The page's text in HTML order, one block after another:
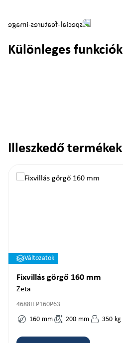
Különleges funkciók
Termékgaléria kihagyása
Illeszkedő termékek
Változatok
Fixvillás görgő 160 mm
Zeta
4688IEP160P63
160 mm 200 mm 350 kg